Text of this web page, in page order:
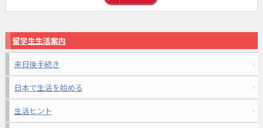
留学生生活案内
来日後手続き
日本で生活を始める
生活ヒント